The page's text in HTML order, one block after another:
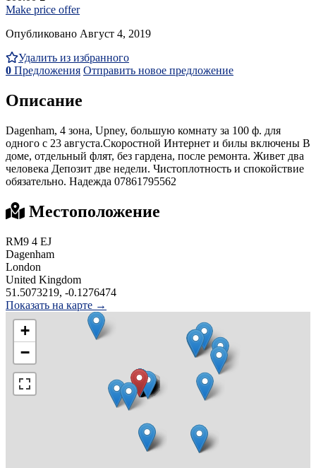
Make price offer
Опубликовано Август 4, 2019
Удалить из избранного
0 Предложения Отправить новое предложение
Описание
Dagenham, 4 зона, Upney, большую комнату за 100 ф. для
одного с 23 августа.Скоростной Интернет и билы включены В
доме, отдельный флят, без гардена, после ремонта. Живет два
человека Депозит две недели. Чистоплотность и спокойствие
обязательно. Надежда 07861795562
Местоположение
RM9 4 EJ
Dagenham
London
United Kingdom
51.5073219, -0.1276474
Показать на карте →
+
−